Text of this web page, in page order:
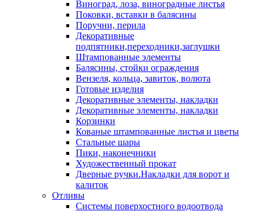
Виноград, лоза, виноградные листья
Поковки, вставки в балясины
Поручни, перила
Декоративные
подпятники,переходники,заглушки
Штампованные элементы
Балясины, стойки ограждения
Вензеля, кольца, завиток, волюта
Готовые изделия
Декоративные элементы, накладки
Декоративные элементы, накладки
Корзинки
Кованые штампованные листья и цветы
Стальные шары
Пики, наконечники
Художественный прокат
Дверные ручки.Накладки для ворот и
калиток
Отливы
Системы поверхостного водоотвода